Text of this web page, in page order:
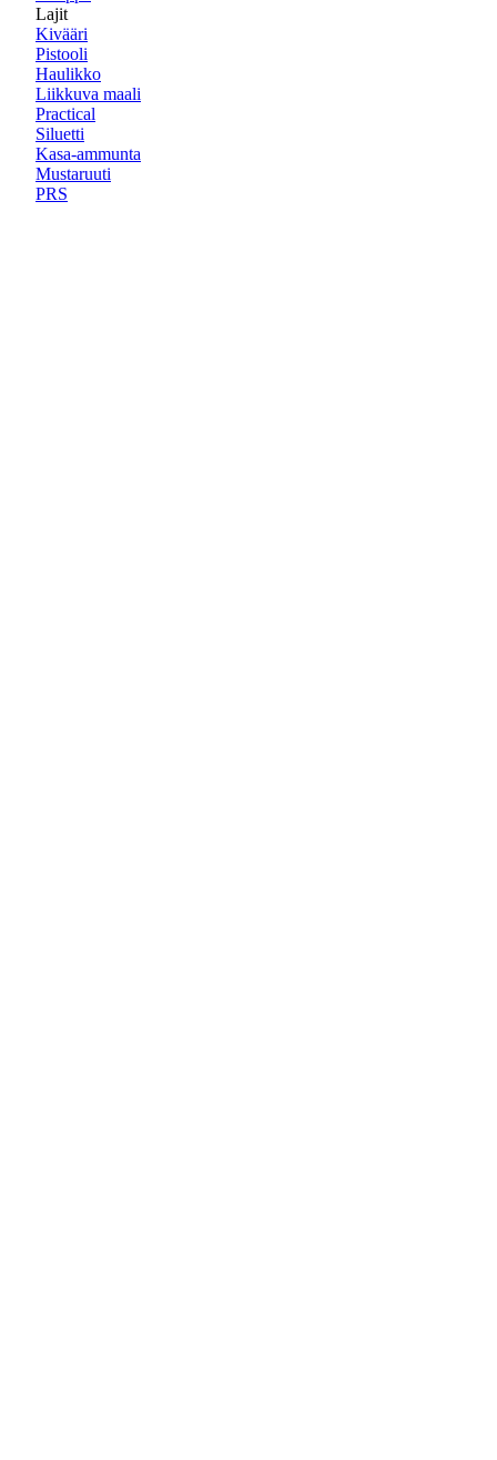
Lajit
Kivääri
Pistooli
Haulikko
Liikkuva maali
Practical
Siluetti
Kasa-ammunta
Mustaruuti
PRS